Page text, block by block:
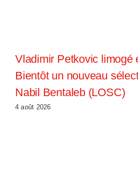
Vladimir Petkovic limogé
Bientôt un nouveau
Nabil Bentaleb (LOSC)
4 août 2026